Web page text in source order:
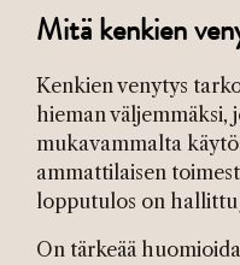
Mitä kenkien
Kenkien venytys
hieman väljemmäksi,
mukavammalta
ammattilaisen
lopputulos on hallittu
On tärkeää